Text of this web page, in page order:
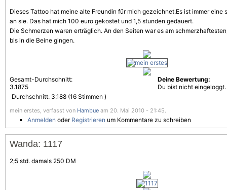
Dieses Tattoo hat meine alte Freundin für mich gezeichnet.Es ist immer eine
an sie. Das hat mich 100 euro gekostet und 1,5 stunden gedauert.
Die Schmerzen waren erträglich. An den Seiten war es am
bis in die Beine gingen.
Gesamt-Durchschnitt:
3.1875
Durchschnitt: 3.188 (16 Stimmen )
Deine Bewertung:
Du bist nicht eingeloggt.
mein erstes, verfasst von Hambue am 20. Mai 2010 - 21:45.
Anmelden oder Registrieren um Kommentare zu schreiben
Wanda: 1117
2;5 std. damals 250 DM